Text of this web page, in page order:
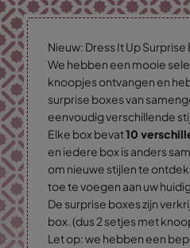
Nieuw: Dress It Up
We hebben een mooie
knoopjes ontvangen en
surprise boxes van
eenvoudig verschillende
Elke box bevat10
en iedere box is anders
om nieuwe stijlen te
toe te voegen aan uw
De surprise boxes zijn
box. (dus 2 setjes met
Let op: we hebben een